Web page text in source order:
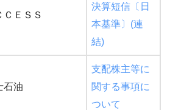
ＣＥＳＳ
決算短信〔日
本基準〕(連
結)
石油
支配株主等に
関する事項に
ついて